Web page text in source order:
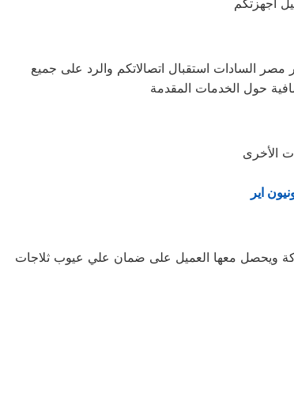
السادات استقبال اتصالاتكم والرد على جميع
اير
ويحصل معها العميل على ضمان علي عيوب ثلاجات